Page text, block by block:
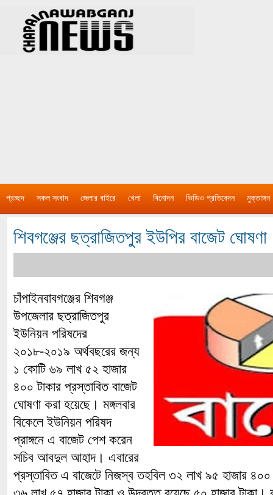
প্রচ্ছদ সকল সংবাদ জেলার বাইরে খেলা বিনোদন ভিডিও প্রতিবেদন মুক্তাঙ্গন
শিবগঞ্জের ছত্রাজিতপুর ইউপির বাজেট ঘোষণা
চাঁপাইনবাবগঞ্জের শিবগঞ্জ
উপজেলার ছত্রাজিতপুর
ইউনিয়ন পরিষদের
২০১৮-২০১৯ অর্থবছরের জন্য
১ কোটি ৬৯ লাখ ৫২ হাজার
৪০০ টাকার প্রস্তাবিত বাজেট
ঘোষণা করা হয়েছে। মঙ্গলবার
বিকেলে ইউনিয়ন পরিষদ
প্রাঙ্গনে এ বাজেট পেশ করেন
সচিব আবদুল আহাদ। এবারের
প্রস্তাবিত এ বাজেটে নিজস্ব তহবিল ৩২ লাখ ৯৫ হাজার